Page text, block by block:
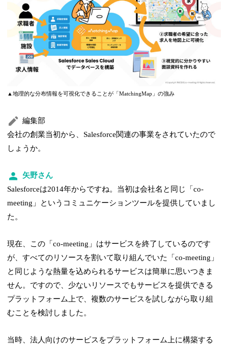
▲地理的な分布情報を可視化できることが「MatchingMap」の強み
編集部
会社の創業当初から、Salesforce関連の事業をされていたので
しょうか。
矢野さん
Salesforceは2014年からですね。当初は会社名と同じ「co-
meeting」というコミュニケーションツールを提供していまし
た。
現在、この「co-meeting」はサービスを終了しているのです
が、すべてのリソースを割いて取り組んでいた「co-meeting」
と同じような熱量を込められるサービスは簡単に思いつきま
せん。ですので、少ないリソースでもサービスを提供できる
プラットフォーム上で、複数のサービスを試しながら取り組
むことを検討しました。
当時、法人向けのサービスをプラットフォーム上に構築する